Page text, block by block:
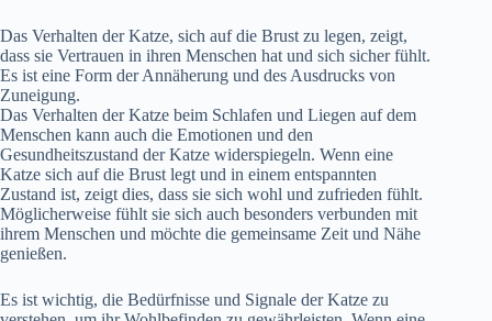
Das Verhalten der Katze, sich auf die Brust zu legen, zeigt,
dass sie Vertrauen in ihren Menschen hat und sich sicher fühlt.
Es ist eine Form der Annäherung und des Ausdrucks von
Zuneigung.
Das Verhalten der Katze beim Schlafen und Liegen auf dem
Menschen kann auch die Emotionen und den
Gesundheitszustand der Katze widerspiegeln. Wenn eine
Katze sich auf die Brust legt und in einem entspannten
Zustand ist, zeigt dies, dass sie sich wohl und zufrieden fühlt.
Möglicherweise fühlt sie sich auch besonders verbunden mit
ihrem Menschen und möchte die gemeinsame Zeit und Nähe
genießen.
Es ist wichtig, die Bedürfnisse und Signale der Katze zu